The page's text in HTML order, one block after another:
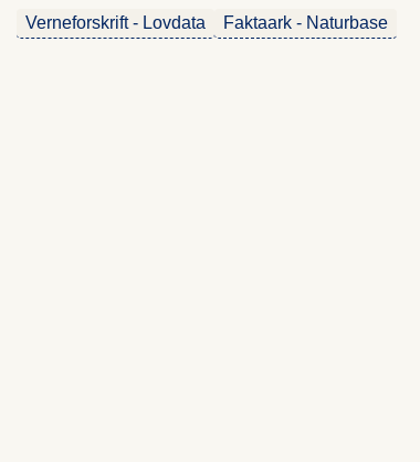
Verneforskrift - Lovdata Faktaark - Naturbase